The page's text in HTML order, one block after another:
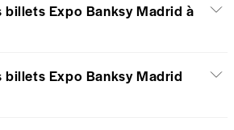
billets Expo Banksy Madrid à
billets Expo Banksy Madrid